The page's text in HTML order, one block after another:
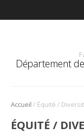
Département
Accueil / Équité /
ÉQUITÉ /